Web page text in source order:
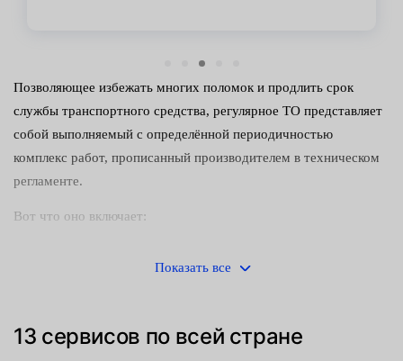
Позволяющее избежать многих поломок и продлить срок
службы транспортного средства, регулярное ТО представляет
собой выполняемый с определённой периодичностью
комплекс работ, прописанный производителем в техническом
регламенте.
Вот что оно включает:
основных узлов и агрегатов;
замена деталей с ограниченным эксплуатационным
Показать все
13 сервисов по всей стране